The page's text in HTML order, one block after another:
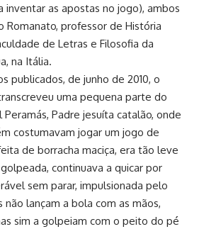
inventar as apostas no jogo), ambos
Romanato, professor de História
de Letras e Filosofia da
na Itália.
publicados, de junho de 2010, o
uma pequena parte do
Padre jesuíta catalão, onde
costumavam jogar um jogo de
de borracha maciça, era tão leve
continuava a quicar por
sem parar, impulsionada pelo
lançam a bola com as mãos,
sim a golpeiam com o peito do pé